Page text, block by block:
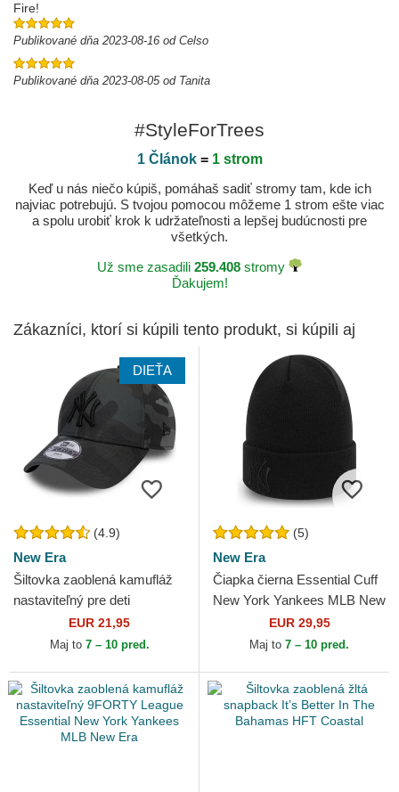
Fire!
Publikované dňa 2023-08-16 od Celso
Publikované dňa 2023-08-05 od Tanita
#StyleForTrees
1 Článok= 1 strom
Keď u nás niečo kúpiš, pomáhaš sadiť stromy tam, kde ich
najviac potrebujú. S tvojou pomocou môžeme 1 strom ešte viac
a spolu urobiť krok k udržateľnosti a lepšej budúcnosti pre
všetkých.
Už sme zasadili 259.408 stromy
Ďakujem!
Zákazníci, ktorí si kúpili tento produkt, si kúpili aj
DIEŤA
(4.9)
New Era
Šiltovka zaoblená kamufláž
nastaviteľný pre deti
9FORTY League Essential
New York Yankees MLB
EUR 21,95
Maj to 7 – 10 pred.
(5)
New Era
Čiapka čierna Essential Cuff
New York Yankees MLB New
EUR 29,95
Maj to 7 – 10 pred.